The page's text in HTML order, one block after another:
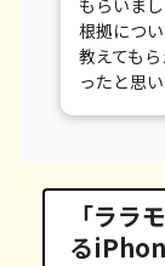
根拠につ
教えても
ったと思い
「ララ
る